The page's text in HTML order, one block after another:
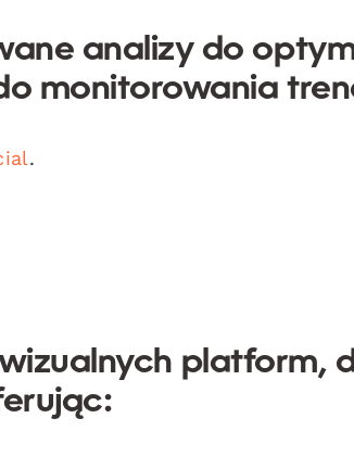
analizy do
monitorowania
.
platform,